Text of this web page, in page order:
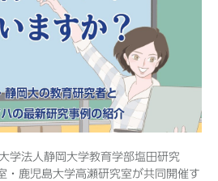
学法人静岡大学教育学部塩田研究
・鹿児島大学高瀬研究室が共同開催す